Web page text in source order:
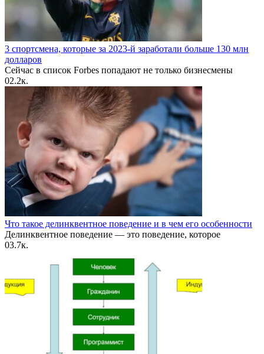
3 спортсмена, которые за 2023-й заработали больше 130 млн
долларов
Сейчас в список Forbes попадают не только бизнесмены
02.2к.
Что такое делинквентное поведение и в чем его особенности
Делинквентное поведение — это поведение, которое
03.7к.